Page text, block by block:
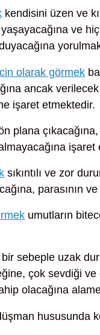
kendisini üzen ve
ve
olarak görmek
ancak
işaret etmektedir.
plana
işaret
sıkıntılı ve zor
parasının ve
umutların
bir sebeple uzak
çok sevdiği
olacağına
hususunda